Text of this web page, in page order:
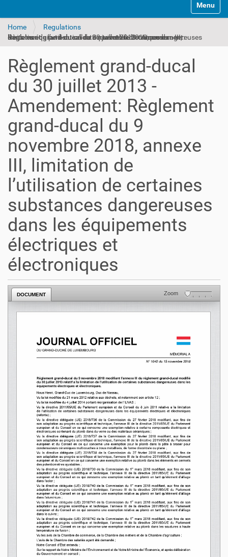
Toggle
Home
Regulations
Règlement grand-ducal du 30 juillet 2013 - Amendement: Règlement grand-ducal du 9 novembre 2018, annexe III, limitation de l’utilisation de certaines substances dangereuses dans les équipements électriques et électroniques
Règlement grand-ducal
du 30 juillet 2013 -
Amendement: Règlement
grand-ducal du 9
novembre 2018, annexe
III, limitation de
l’utilisation de certaines
substances dangereuses
dans les équipements
électriques et
électroniques
DOCUMENT Zoom